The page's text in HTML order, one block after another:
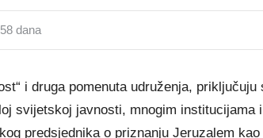
dana
i druga pomenuta udruženja, priključuju
svijetskoj javnosti, mnogim institucijama
predsjednika o priznanju Jeruzalem kao